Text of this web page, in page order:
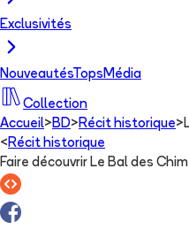
Exclusivités
NouveautésTops Média
Collection
Accueil> BD> Récit historique>
< Récit historique
Faire découvrir Le Bal des